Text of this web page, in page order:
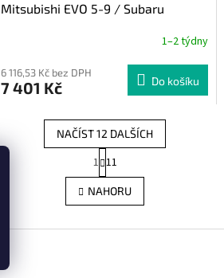
Mitsubishi EVO 5-9 / Subaru
1–2 týdny
6 116,53 Kč bez DPH
7 401 Kč Do košíku
O
v
l
d
NAČÍST 12 DALŠÍCH
t
r
á
n
1 11
NAHORU